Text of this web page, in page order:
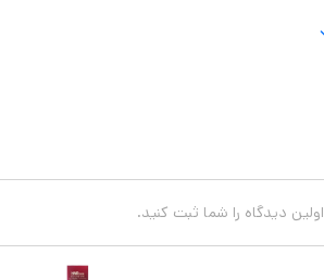
اولین دیدگاه را شما ثبت کنید.